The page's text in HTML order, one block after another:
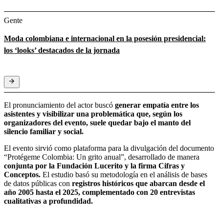
Gente
Moda colombiana e internacional en la posesión presidencial:
los ‘looks’ destacados de la jornada
El pronunciamiento del actor buscó generar empatía entre los
asistentes y visibilizar una problemática que, según los
organizadores del evento, suele quedar bajo el manto del
silencio familiar y social.
El evento sirvió como plataforma para la divulgación del documento
“Protégeme Colombia: Un grito anual”, desarrollado de manera
conjunta por la Fundación Lucerito y la firma Cifras y
Conceptos. El estudio basó su metodología en el análisis de bases
de datos públicas con registros históricos que abarcan desde el
año 2005 hasta el 2025, complementado con 20 entrevistas
cualitativas a profundidad.